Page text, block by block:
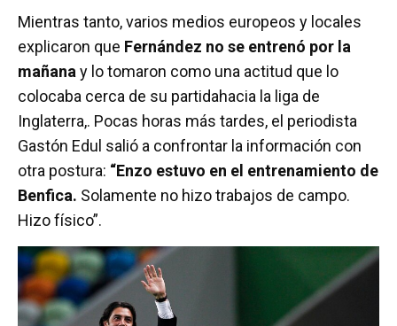
Mientras tanto, varios medios europeos y locales
explicaron que Fernández no se entrenó por la
mañana y lo tomaron como una actitud que lo
colocaba cerca de su partidahacia la liga de
Inglaterra,. Pocas horas más tardes, el periodista
Gastón Edul salió a confrontar la información con
otra postura: “Enzo estuvo en el entrenamiento de
Benfica. Solamente no hizo trabajos de campo.
Hizo físico”.